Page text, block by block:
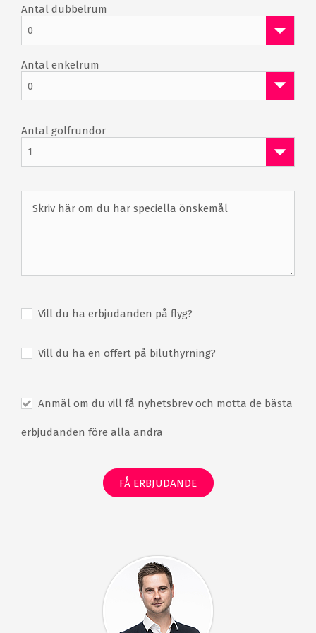
Antal dubbelrum
0
Antal enkelrum
0
Antal golfrundor
1
Vill du ha erbjudanden på flyg?
Vill du ha en offert på biluthyrning?
Anmäl om du vill få nyhetsbrev och motta de bästa
erbjudanden före alla andra
FÅ ERBJUDANDE